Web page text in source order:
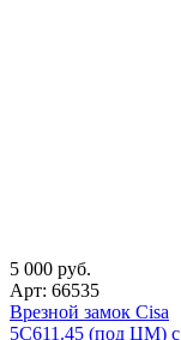
5 000 руб.
Арт: 66535
Врезной замок Cisa
5С611.45 (под ЦМ) с